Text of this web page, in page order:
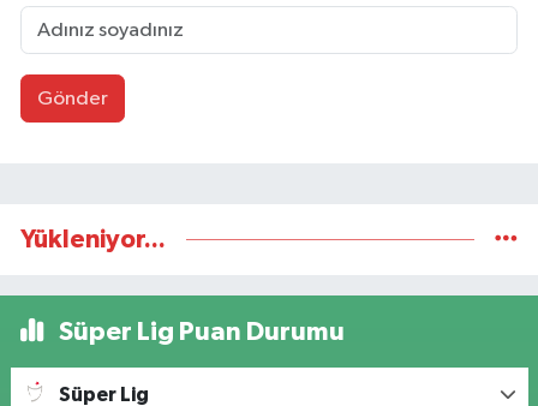
Gönder
Yükleniyor...
Süper Lig Puan Durumu
Süper Lig